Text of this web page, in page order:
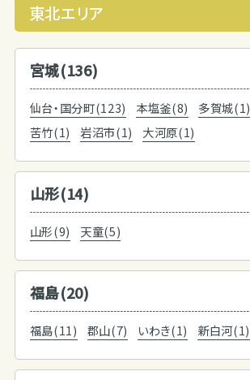
東北エリア
宮城(136)
仙台・国分町(123) 本塩釜(8) 多賀城(1)
苦竹(1)
岩沼市(1) 大河原(1)
山形(14)
山形(9) 天童(5)
福島(20)
福島(11) 郡山(7) いわき(1) 新白河(1)